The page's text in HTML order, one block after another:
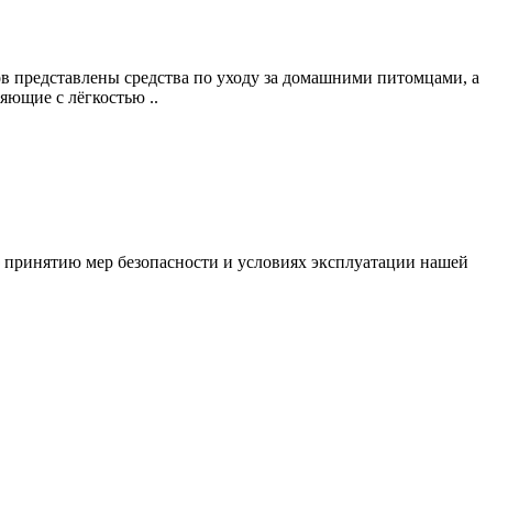
представлены средства по уходу за домашними питомцами, а
с лёгкостью ..
мер безопасности и условиях эксплуатации нашей